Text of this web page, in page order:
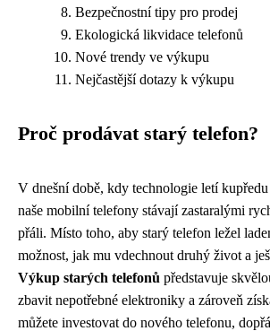
Bezpečnostní tipy pro prodej
Ekologická likvidace telefonů
Nové trendy ve výkupu
Nejčastější dotazy k výkupu
Proč prodávat starý telefon?
V dnešní době, kdy technologie letí
naše mobilní telefony stávají zastaralými
přáli. Místo toho, aby starý telefon ležel
možnost, jak mu vdechnout druhý život a
Výkup starých telefonů představuje
zbavit nepotřebné elektroniky a zároveň
můžete investovat do nového telefonu,